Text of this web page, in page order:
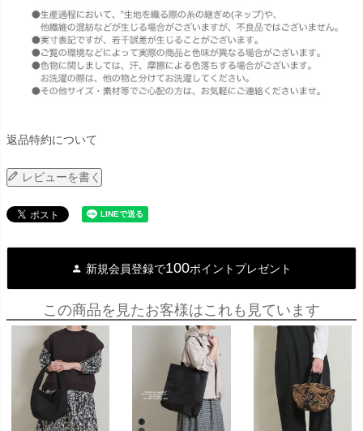
返品特約について
レビューを書く
新規会員登録で100ポイントプレゼント
この商品を見たお客様はこれも見ています